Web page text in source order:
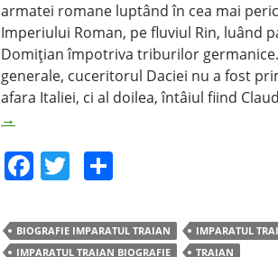
armatei romane luptând în cea mai
Imperiului Roman, pe fluviul Rin, luând
Domiţian împotriva triburilor
generale, cuceritorul Daciei nu a fost
afara Italiei, ci al doilea, întâiul fiind
→
F
c
T
itt ar
BIOGRAFIE IMPARATUL TRAIAN
IMPARATUL
IMPARATUL TRAIAN BIOGRAFIE
TRAIAN